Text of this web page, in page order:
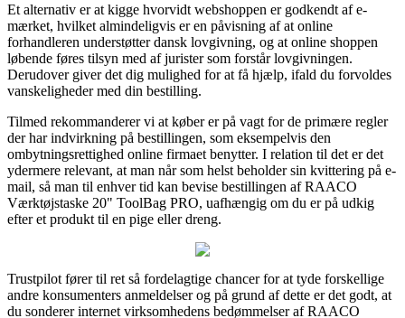
Et alternativ er at kigge hvorvidt webshoppen er godkendt af e-
mærket, hvilket almindeligvis er en påvisning af at online
forhandleren understøtter dansk lovgivning, og at online shoppen
løbende føres tilsyn med af jurister som forstår lovgivningen.
Derudover giver det dig mulighed for at få hjælp, ifald du forvoldes
vanskeligheder med din bestilling.
Tilmed rekommanderer vi at køber er på vagt for de primære regler
der har indvirkning på bestillingen, som eksempelvis den
ombytningsrettighed online firmaet benytter. I relation til det er det
ydermere relevant, at man når som helst beholder sin kvittering på e-
mail, så man til enhver tid kan bevise bestillingen af RAACO
Værktøjstaske 20" ToolBag PRO, uafhængig om du er på udkig
efter et produkt til en pige eller dreng.
Trustpilot fører til ret så fordelagtige chancer for at tyde forskellige
andre konsumenters anmeldelser og på grund af dette er det godt, at
du sonderer internet virksomhedens bedømmelser af RAACO